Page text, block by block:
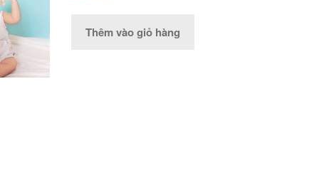
Thêm vào giỏ hàng